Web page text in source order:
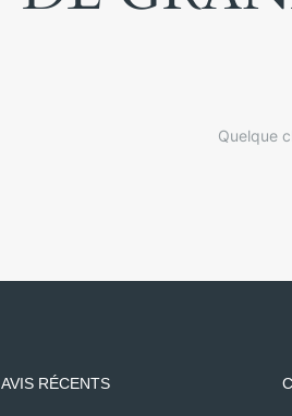
Quelque
AVIS RÉCENTS